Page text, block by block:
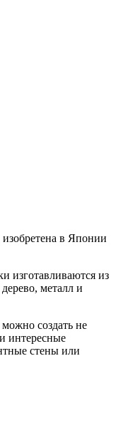
в Японии
изготавливаются из
металл и
создать не
интересные
стены или